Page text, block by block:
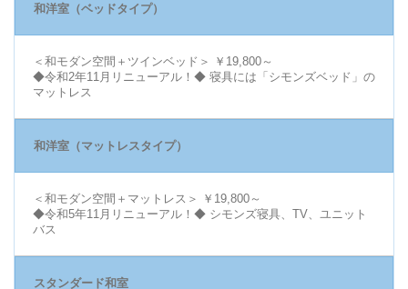
和洋室（ベッドタイプ）
＜和モダン空間＋ツインベッド＞ ￥19,800～
◆令和2年11月リニューアル！◆ 寝具には「シモンズベッド」の
マットレス
和洋室（マットレスタイプ）
＜和モダン空間＋マットレス＞ ￥19,800～
◆令和5年11月リニューアル！◆ シモンズ寝具、TV、ユニット
バス
スタンダード和室